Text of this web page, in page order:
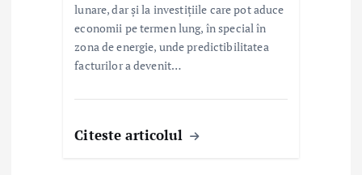
lunare, dar și la investițiile care pot aduce
economii pe termen lung, în special în
zona de energie, unde predictibilitatea
facturilor a devenit…
Citeste articolul